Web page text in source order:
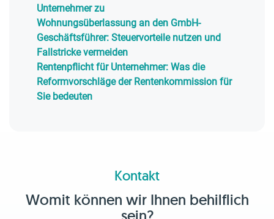
Unternehmer zu
Wohnungsüberlassung an den GmbH-
Geschäftsführer: Steuervorteile nutzen und
Fallstricke vermeiden
Rentenpflicht für Unternehmer: Was die
Reformvorschläge der Rentenkommission für
Sie bedeuten
Kontakt
Womit können wir Ihnen behilflich